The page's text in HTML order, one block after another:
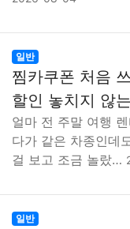
일반
찜카쿠폰 처음
할인 놓치지 않
얼마 전 주말 여행
다가 같은 차종인데
걸 보고 조금 놀랐…
일반